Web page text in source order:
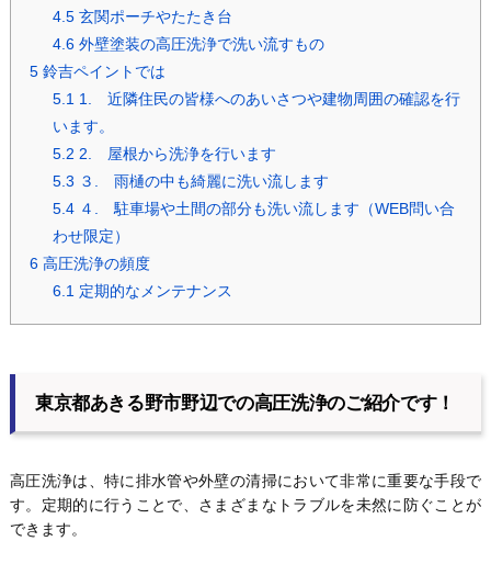
4.5玄関ポーチやたたき台
4.6外壁塗装の高圧洗浄で洗い流すもの
5鈴吉ペイントでは
5.11. 近隣住民の皆様へのあいさつや建物周囲の確認を行
います。
5.2 2. 屋根から洗浄を行います
5.3 ３. 雨樋の中も綺麗に洗い流します
5.4４. 駐車場や土間の部分も洗い流します（WEB問い合
わせ限定）
6高圧洗浄の頻度
6.1定期的なメンテナンス
東京都あきる野市野辺での高圧洗浄のご紹介です！
高圧洗浄は、特に排水管や外壁の清掃において非常に重要な手段で
す。定期的に行うことで、さまざまなトラブルを未然に防ぐことが
できます。